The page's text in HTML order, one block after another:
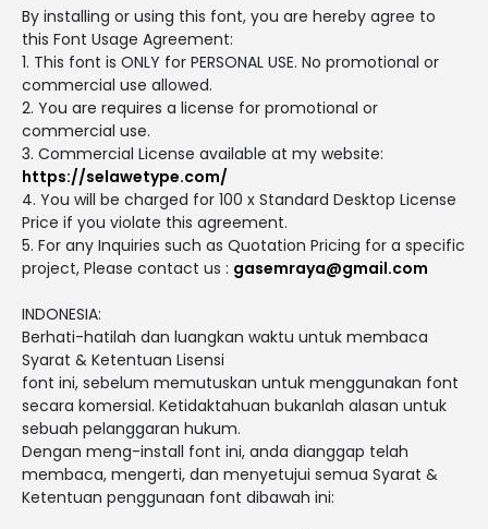
By installing or using this font, you are hereby agree to
this Font Usage Agreement:
1. This font is ONLY for PERSONAL USE. No promotional or
commercial use allowed.
2. You are requires a license for promotional or
commercial use.
3. Commercial License available at my website:
https://selawetype.com/
4. You will be charged for 100 x Standard Desktop License
Price if you violate this agreement.
5. For any Inquiries such as Quotation Pricing for a specific
project, Please contact us : gasemraya@gmail.com
INDONESIA:
Berhati-hatilah dan luangkan waktu untuk membaca
Syarat & Ketentuan Lisensi
font ini, sebelum memutuskan untuk menggunakan font
secara komersial. Ketidaktahuan bukanlah alasan untuk
sebuah pelanggaran hukum.
Dengan meng-install font ini, anda dianggap telah
membaca, mengerti, dan menyetujui semua Syarat &
Ketentuan penggunaan font dibawah ini: